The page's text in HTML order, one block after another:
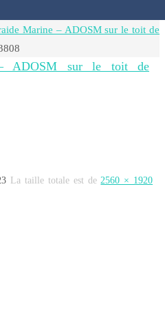
Marine – ADOSM sur le toit de
ADOSM sur le toit de
La taille totale est de2560 × 1920